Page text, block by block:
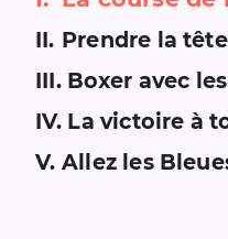
II. Prendre la
III. Boxer avec
IV. La victoire à
V. Allez les